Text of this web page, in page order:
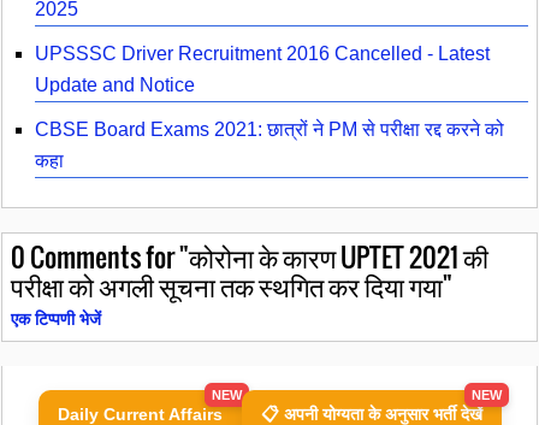
2025
UPSSSC Driver Recruitment 2016 Cancelled - Latest
Update and Notice
CBSE Board Exams 2021: छात्रों ने PM से परीक्षा रद्द करने को
कहा
0Comments for "कोरोना के कारण UPTET 2021 की
परीक्षा को अगली सूचना तक स्थगित कर दिया गया"
एक टिप्पणी भेजें
Daily Current Affairs
NEW
📋 अपनी योग्यता के अनुसार भर्ती देखें
NEW